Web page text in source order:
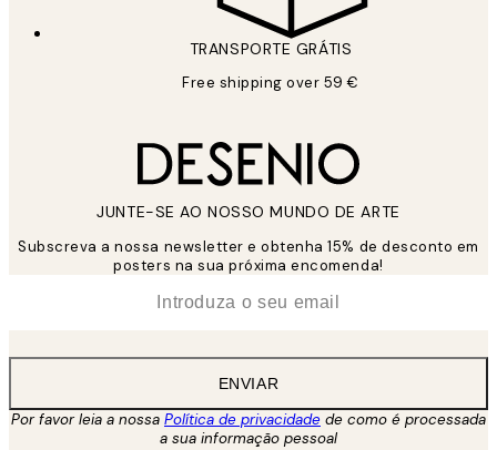
TRANSPORTE GRÁTIS
Free shipping over 59 €
JUNTE-SE AO NOSSO MUNDO DE ARTE
Subscreva a nossa newsletter e obtenha 15% de desconto em
posters na sua próxima encomenda!
ENVIAR
Por favor leia a nossa Política de privacidade de como é processada
a sua informação pessoal